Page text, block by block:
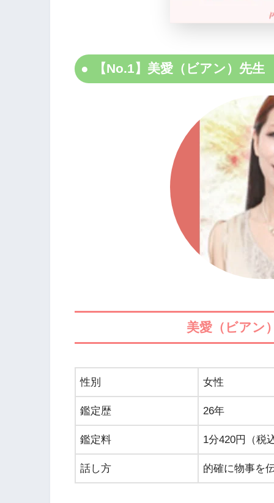
【No.1】美愛（ビアン）先生
美愛（ビアン
性別 女性
鑑定歴 26年
鑑定料 1分420円（税
話し方 的確に物事を